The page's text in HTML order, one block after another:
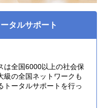
タルサポート
は全国6000以上の社会保
級の全国ネットワークも
トータルサポートを行っ